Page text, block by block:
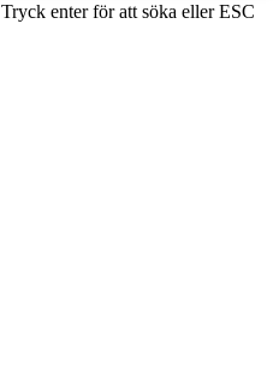
Tryck enter för att söka eller ESC